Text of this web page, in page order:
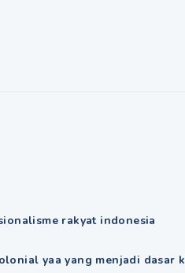
rakyat indonesia
yaa yang menjadi dasar